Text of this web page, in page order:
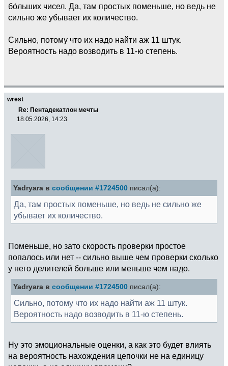
бо́льших чисел. Да, там простых поменьше, но ведь не
сильно же убывает их количество.
Сильно, потому что их надо найти аж 11 штук.
Вероятность надо возводить в 11-ю степень.
wrest
Re: Пентадекатлон мечты
18.05.2026, 14:23
Yadryara в сообщении #1724500 писал(а):
Да, там простых поменьше, но ведь не сильно же
убывает их количество.
Поменьше, но зато скорость проверки простое
попалось или нет -- сильно выше чем проверки сколько
у него делителей больше или меньше чем надо.
Yadryara в сообщении #1724500 писал(а):
Сильно, потому что их надо найти аж 11 штук.
Вероятность надо возводить в 11-ю степень.
Ну это эмоциональные оценки, а как это будет влиять
на вероятность нахождения цепочки не на единицу